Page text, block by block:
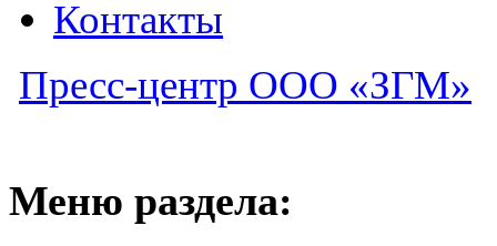
Контакты
Пресс-центр ООО «ЗГМ»
Меню раздела: